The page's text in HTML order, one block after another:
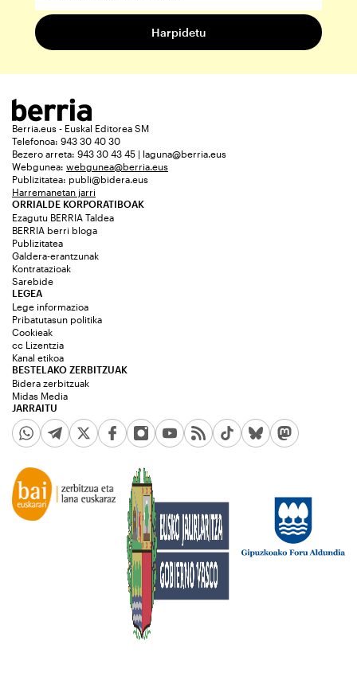
Berria.eus - Euskal Editorea SM
Telefonoa: 943 30 40 30
Bezero arreta: 943 30 43 45 | laguna@berria.eus
Webgunea: webgunea@berria.eus
Publizitatea: publi@bidera.eus
Harremanetan jarri
ORRIALDE KORPORATIBOAK
Ezagutu BERRIA Taldea
BERRIA berri bloga
Publizitatea
Galdera-erantzunak
Kontratazioak
Sarebide
JARRAITU
LEGEA
Lege informazioa
Pribatutasun politika
Cookieak
cc Lizentzia
Kanal etikoa
BESTELAKO ZERBITZUAK
Bidera zerbitzuak
Midas Media